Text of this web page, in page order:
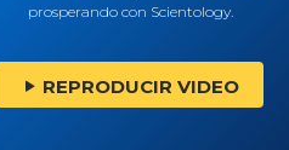
prosperando con Scientology.
REPRODUCIR VIDEO